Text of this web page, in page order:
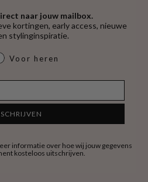
naar jouw mailbox.
kortingen, early access, nieuwe
stylinginspiratie.
Voor heren
informatie over hoe wij jouw gegevens
kosteloos uitschrijven.